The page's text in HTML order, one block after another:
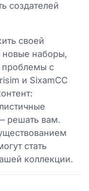
создателей
своей
наборы,
с
и SixamCC
решать вам.
стать
коллекции.